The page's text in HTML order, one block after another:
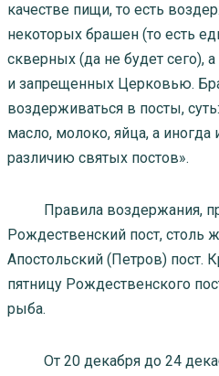
качестве пищи, то есть
некоторых брашен (то есть
скверных (да не будет сего),
и запрещенных Церковью.
воздерживаться в посты,
масло, молоко, яйца, а иногда
различию святых постов».
Правила воздержания,
Рождественский пост, столь
Апостольский (Петров) пост.
пятницу Рождественского
рыба.
От 20 декабря до 24